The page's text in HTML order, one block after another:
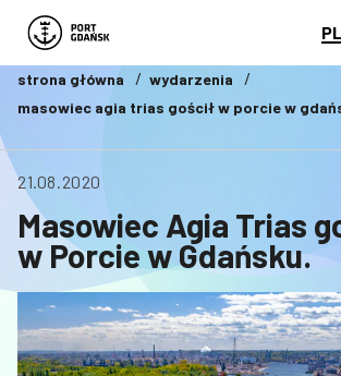
PL
strona główna
wydarzenia
masowiec agia trias gościł w porcie w
21.08.2020
Masowiec Agia Trias
w Porcie w Gdańsku.